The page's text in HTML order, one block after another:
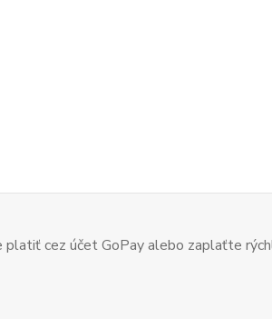
platiť cez účet GoPay alebo zaplaťte